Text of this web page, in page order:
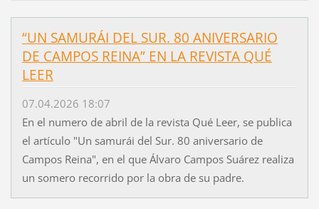
“UN SAMURÁI DEL SUR. 80 ANIVERSARIO
DE CAMPOS REINA” EN LA REVISTA QUÉ
LEER
07.04.2026 18:07
En el numero de abril de la revista Qué Leer, se publica
el artículo "Un samurái del Sur. 80 aniversario de
Campos Reina", en el que Álvaro Campos Suárez realiza
un somero recorrido por la obra de su padre.